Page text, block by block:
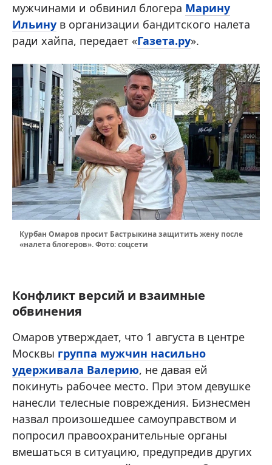
мужчинами и обвинил блогера Марину
Ильину в организации бандитского налета
ради хайпа, передает «Газета.ру».
Курбан Омаров просит Бастрыкина защитить жену после
«налета блогеров». Фото: соцсети
Конфликт версий и взаимные
обвинения
Омаров утверждает, что 1 августа в центре
Москвы группа мужчин насильно
удерживала Валерию, не давая ей
покинуть рабочее место. При этом девушке
нанесли телесные повреждения. Бизнесмен
назвал произошедшее самоуправством и
попросил правоохранительные органы
вмешаться в ситуацию, предупредив других